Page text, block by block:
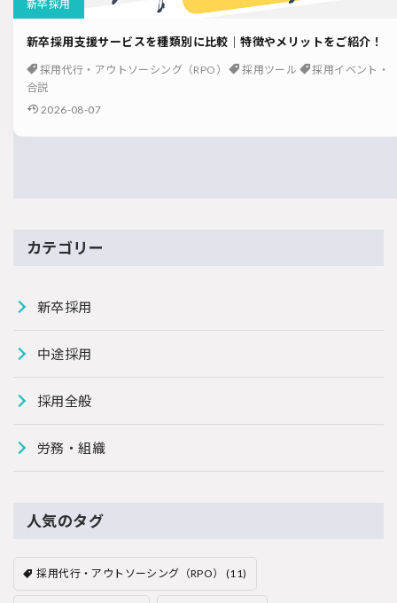
新卒採用
新卒採用支援サービスを種類別に比較｜特徴やメリットをご紹介！
採用代行・アウトソーシング（RPO） 採用ツール
採用イベント・
合説
2026-08-07
カテゴリー
新卒採用
中途採用
採用全般
労務・組織
人気のタグ
採用代行・アウトソーシング（RPO） (11)